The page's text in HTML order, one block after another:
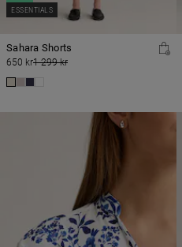
Sahara Shorts
650 kr1 299 kr
ESSENTIALS